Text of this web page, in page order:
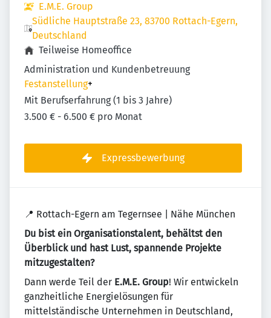
E.M.E. Group
Südliche Hauptstraße 23, 83700 Rottach-Egern,
Deutschland
Teilweise Homeoffice
Administration und Kundenbetreuung
Festanstellung+
Mit Berufserfahrung (1 bis 3 Jahre)
3.500 € - 6.500 € pro Monat
Expressbewerbung
📍 Rottach-Egern am Tegernsee | Nähe München
Du bist ein Organisationstalent, behältst den
Überblick und hast Lust, spannende Projekte
mitzugestalten?
Dann werde Teil der E.M.E. Group! Wir entwickeln
ganzheitliche Energielösungen für
mittelständische Unternehmen in Deutschland,